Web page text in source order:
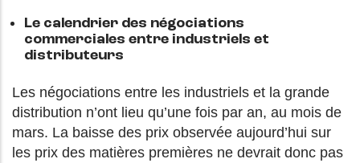
Le calendrier des négociations
commerciales entre industriels et
distributeurs
Les négociations entre les industriels et la grande
distribution n’ont lieu qu’une fois par an, au mois de
mars. La baisse des prix observée aujourd’hui sur
les prix des matières premières ne devrait donc pas